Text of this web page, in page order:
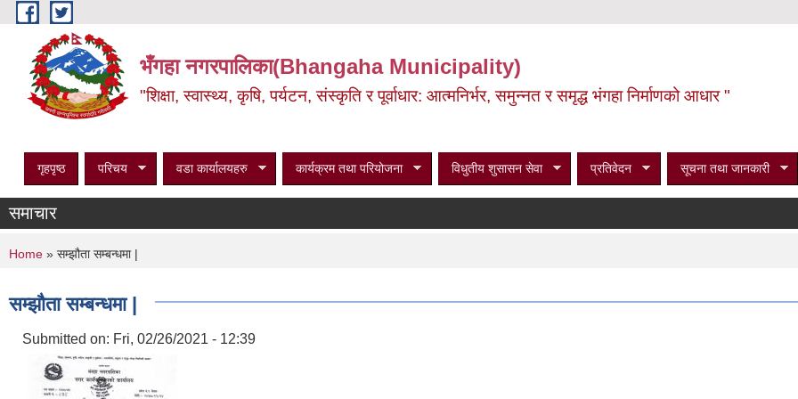
Skip to main content
भँगहा नगरपालिका(Bhangaha Municipality)
"शिक्षा, स्वास्थ्य, कृषि, पर्यटन, संस्कृति र पूर्वाधार: आत्मनिर्भर, समुन्नत र समृद्ध भंगहा निर्माणको आधार "
गृहपृष्ठ परिचय वडा कार्यालयहरु कार्यक्रम तथा परियोजना विधुतीय शुसासन सेवा प्रतिवेदन सूचना तथा जानकारी
समाचार
You are here
Home » सम्झौता सम्बन्धमा |
सम्झौता सम्बन्धमा |
Submitted on: Fri, 02/26/2021 - 12:39